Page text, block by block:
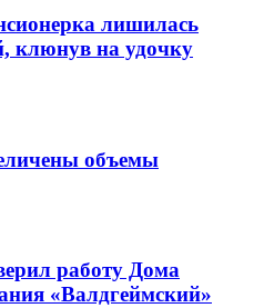
лишилась
клюнув на удочку
объемы
работу Дома
«Валдгеймский»